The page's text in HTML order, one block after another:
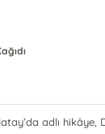
adlı